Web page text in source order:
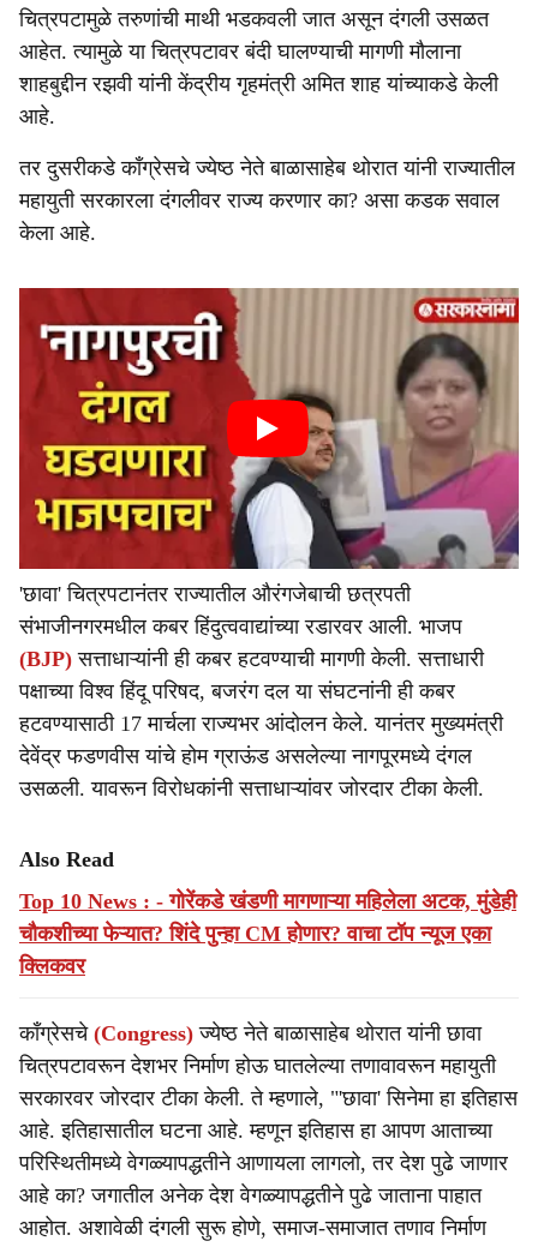
r
e
चित्रपटामुळे तरुणांची माथी भडकवली जात असून दंगली उसळत
आहेत. त्यामुळे या चित्रपटावर बंदी घालण्याची मागणी मौलाना
शाहबुद्दीन रझवी यांनी केंद्रीय गृहमंत्री अमित शाह यांच्याकडे केली
आहे.
तर दुसरीकडे काँग्रेसचे ज्येष्ठ नेते बाळासाहेब थोरात यांनी राज्यातील
महायुती सरकारला दंगलीवर राज्य करणार का? असा कडक सवाल
केला आहे.
'छावा' चित्रपटानंतर राज्यातील औरंगजेबाची छत्रपती
संभाजीनगरमधील कबर हिंदुत्ववाद्यांच्या रडारवर आली. भाजप
(BJP) सत्ताधाऱ्यांनी ही कबर हटवण्याची मागणी केली. सत्ताधारी
पक्षाच्या विश्व हिंदू परिषद, बजरंग दल या संघटनांनी ही कबर
हटवण्यासाठी 17 मार्चला राज्यभर आंदोलन केले. यानंतर मुख्यमंत्री
देवेंद्र फडणवीस यांचे होम ग्राऊंड असलेल्या नागपूरमध्ये दंगल
उसळली. यावरून विरोधकांनी सत्ताधाऱ्यांवर जोरदार टीका केली.
Also Read
Top 10 News : - गोरेंकडे खंडणी मागणाऱ्या महिलेला अटक, मुंडेही
चौकशीच्या फेऱ्यात? शिंदे पुन्हा CM होणार? वाचा टॉप न्यूज एका
क्लिकवर
काँग्रेसचे (Congress) ज्येष्ठ नेते बाळासाहेब थोरात यांनी छावा
चित्रपटावरून देशभर निर्माण होऊ घातलेल्या तणावावरून महायुती
सरकारवर जोरदार टीका केली. ते म्हणाले, "'छावा' सिनेमा हा इतिहास
आहे. इतिहासातील घटना आहे. म्हणून इतिहास हा आपण आताच्या
परिस्थितीमध्ये वेगळ्यापद्धतीने आणायला लागलो, तर देश पुढे जाणार
आहे का? जगातील अनेक देश वेगळ्यापद्धतीने पुढे जाताना पाहात
आहोत. अशावेळी दंगली सुरू होणे, समाज-समाजात तणाव निर्माण